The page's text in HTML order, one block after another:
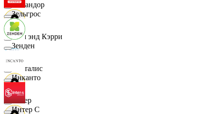
Командор
Кэш энд Кэрри
Лакталис
Левер
Зельгрос
Зенден
Инканто
Интер С